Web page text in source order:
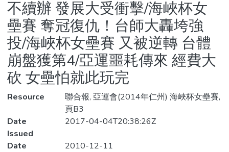
不續辦 發展大受衝擊/海峽杯女
壘賽 奪冠復仇！台師大轟垮強
投/海峽杯女壘賽 又被逆轉 台體
崩盤獲第4/亞運噩耗傳來 經費大
砍 女壘怕就此玩完
Resource
聯合報, 亞運會(2014年仁州) 海峽杯女壘賽,
頁B3
Date
Issued
2017-04-04T20:38:26Z
Date
2010-12-11